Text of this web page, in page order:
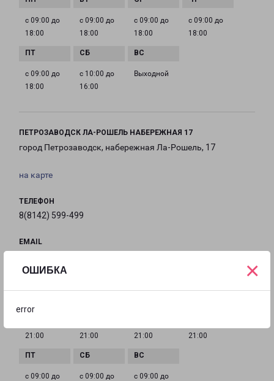
ОШИБКА
error
×
с 09:00 до
18:00
с 09:00 до
18:00
с 09:00 до
18:00
с 09:00 до
18:00
с 09:00 до
18:00
с 10:00 до
16:00
Выходной
ПЕТРОЗАВОДСК ЛА-РОШЕЛЬ НАБЕРЕЖНАЯ 17
город Петрозаводск, набережная Ла-Рошель, 17
на карте
ТЕЛЕФОН
8(8142) 599-499
EMAIL
21:00
21:00
21:00
21:00
с 09:00 до
с 09:00 до
с 09:00 до